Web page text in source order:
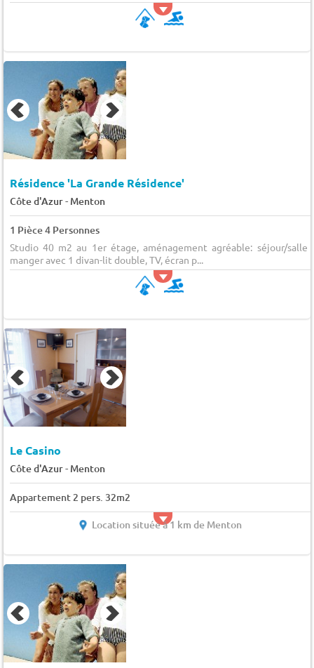
Résidence 'La Grande Résidence'
Côte d'Azur- Menton
1 Pièce 4 Personnes
Studio 40 m2 au 1er étage, aménagement agréable: séjour/salle
manger avec 1 divan-lit double, TV, écran p...
Le Casino
Côte d'Azur- Menton
Appartement 2 pers. 32m2
Location située à 1 km de Menton